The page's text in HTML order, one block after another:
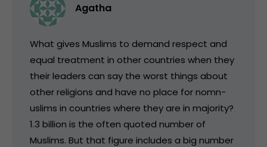
Agatha
What gives Muslims to demand respect and
equal treatment in other countries when they
their leaders can say the worst things about
other religions and have no place for nomn-
uslims in countries where they are in majority?
1.3 billion is the often quoted number of
Muslims. But that figure includes a big number